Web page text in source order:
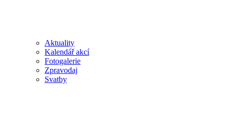
Aktuality
Kalendář akcí
Fotogalerie
Zpravodaj
Svatby